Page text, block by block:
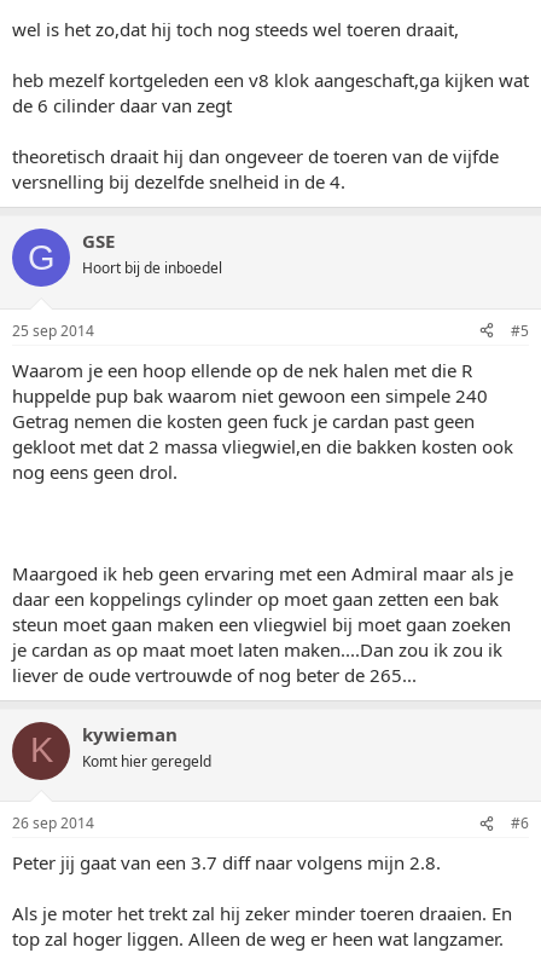
wel is het zo,dat hij toch nog steeds wel toeren draait,
heb mezelf kortgeleden een v8 klok aangeschaft,ga kijken wat
de 6 cilinder daar van zegt
theoretisch draait hij dan ongeveer de toeren van de vijfde
versnelling bij dezelfde snelheid in de 4.
G GSE
Hoort bij de inboedel
25 sep 2014 #5
Waarom je een hoop ellende op de nek halen met die R
huppelde pup bak waarom niet gewoon een simpele 240
Getrag nemen die kosten geen fuck je cardan past geen
gekloot met dat 2 massa vliegwiel,en die bakken kosten ook
nog eens geen drol.
Maargoed ik heb geen ervaring met een Admiral maar als je
daar een koppelings cylinder op moet gaan zetten een bak
steun moet gaan maken een vliegwiel bij moet gaan zoeken
je cardan as op maat moet laten maken....Dan zou ik zou ik
liever de oude vertrouwde of nog beter de 265...
K kywieman
Komt hier geregeld
26 sep 2014 #6
Peter jij gaat van een 3.7 diff naar volgens mijn 2.8.
Als je moter het trekt zal hij zeker minder toeren draaien. En
top zal hoger liggen. Alleen de weg er heen wat langzamer.